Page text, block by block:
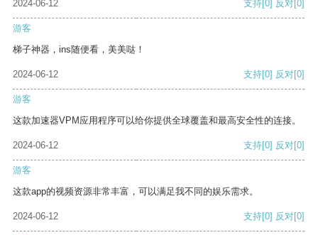
2024-06-12 支持[0] 反对[0]
游客
梯子神器，ins随便看，美美哒！
2024-06-12 支持[0] 反对[0]
游客
这款加速器VPM应用程序可以给你提供全球覆盖和最高安全性的连接。
2024-06-12 支持[0] 反对[0]
游客
这款app的视频资源非常丰富，可以满足我不同的娱乐需求。
2024-06-12 支持[0] 反对[0]